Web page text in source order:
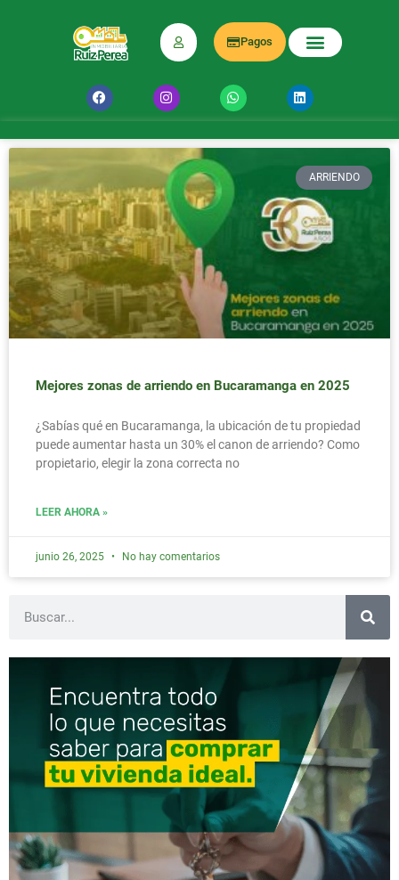
Pagos
ARRIENDO
Mejores zonas de arriendo en Bucaramanga en 2025
¿Sabías qué en Bucaramanga, la ubicación de tu propiedad
puede aumentar hasta un 30% el canon de arriendo? Como
propietario, elegir la zona correcta no
LEER AHORA »
junio 26, 2025 No hay comentarios